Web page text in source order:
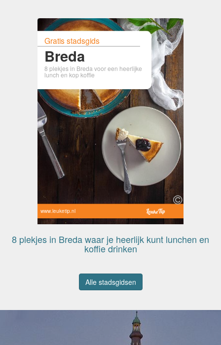
Gratis stadsgids
Breda
8 plekjes in Breda voor een heerlijke
lunch en kop koffie
www.leuketip.nl
8 plekjes in Breda waar je heerlijk kunt lunchen en
koffie drinken
Alle stadsgidsen